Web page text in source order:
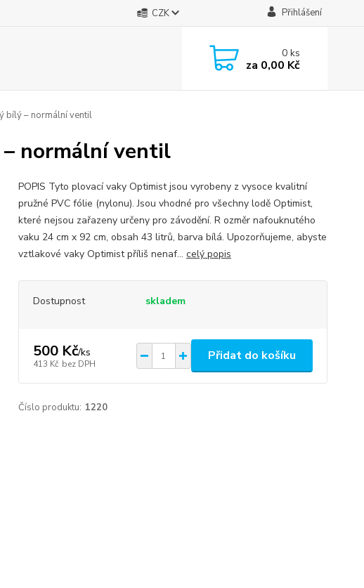
CZK Přihlášení
0ks
za 0,00 Kč
bílý – normální ventil
normální ventil
POPIS Tyto plovací vaky Optimist jsou vyrobeny z vysoce kvalitní
pružné PVC fólie (nylonu). Jsou vhodné pro všechny lodě Optimist,
které nejsou zařazeny určeny pro závodění. R ozměr nafouknutého
vaku 24 cm x 92 cm, obsah 43 litrů, barva bílá. Upozorňujeme, abyste
vztlakové vaky Optimist příliš nenaf... celý popis
Dostupnost skladem
500 Kč/ks
413 Kč bez DPH
Přidat do košíku
Číslo produktu: 1220